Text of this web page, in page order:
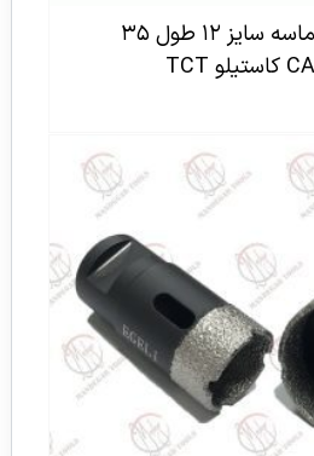
گردبر مگنتی سرالماسه سایز ۱۲ طول ۳۵